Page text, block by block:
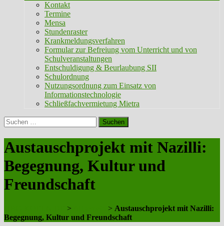
Kontakt
Termine
Mensa
Stundenraster
Krankmeldungsverfahren
Formular zur Befreiung vom Unterricht und von
Schulveranstaltungen
Entschuldigung & Beurlaubung SII
Schulordnung
Nutzungsordnung zum Einsatz von
Informationstechnologie
Schließfachvermietung Mietra
Suchen
nach:
Austauschprojekt mit Nazilli:
Begegnung, Kultur und
Freundschaft
> > Austauschprojekt mit Nazilli:
Begegnung, Kultur und Freundschaft